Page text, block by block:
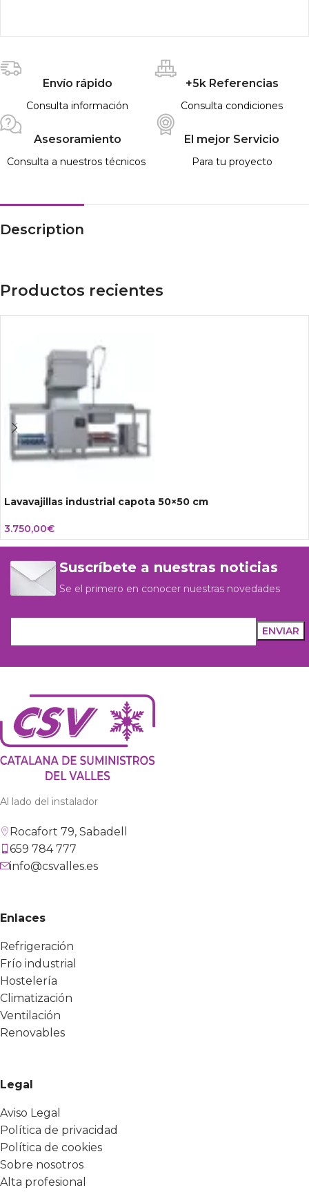
Envío rápido
Consulta información
+5k Referencias
Consulta condiciones
Asesoramiento
Consulta a nuestros técnicos
El mejor Servicio
Para tu proyecto
Description
Productos recientes
Lavavajillas industrial capota 50×50 cm
3.750,00€
Suscríbete a nuestras noticias
Se el primero en conocer nuestras novedades
Al lado del instalador
Rocafort 79, Sabadell
659 784 777
info@csvalles.es
Enlaces
Refrigeración
Frío industrial
Hostelería
Climatización
Ventilación
Renovables
Legal
Aviso Legal
Política de privacidad
Política de cookies
Sobre nosotros
Alta profesional